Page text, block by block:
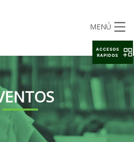
MENÚ
ACCESOS
RAPIDOS